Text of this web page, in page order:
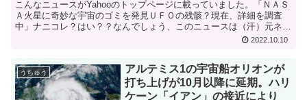
こんなニュースがYahooのトップページに載っていました。「ＮＡＳ
Ａ火星に奇妙な宇宙のゴミを発見ＵＦＯの残骸？現在、詳細を調査
中」ナニコレ？はい？？なんでしょう、このニュースは（汗）元ネタ
はこの海外ニュースみたいですが、何一つ信憑性を感じな...2022.10.10
うちゅう
アルテミス1の宇宙船オリオンが
打ち上げが10月以降に延期。ハリ
ケーン「イアン」の接近により